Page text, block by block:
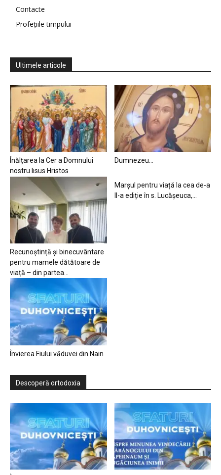
Contacte
Profețiile timpului
Ultimele articole
Înălțarea la Cer a Domnului
nostru Iisus Hristos
Dumnezeu…
Recunoștință și binecuvântare
pentru mamele dătătoare de
viață – din partea...
Marșul pentru viață la cea de-a
II-a ediție în s. Lucășeuca,...
Învierea Fiului văduvei din Nain
Descoperă ortodoxia